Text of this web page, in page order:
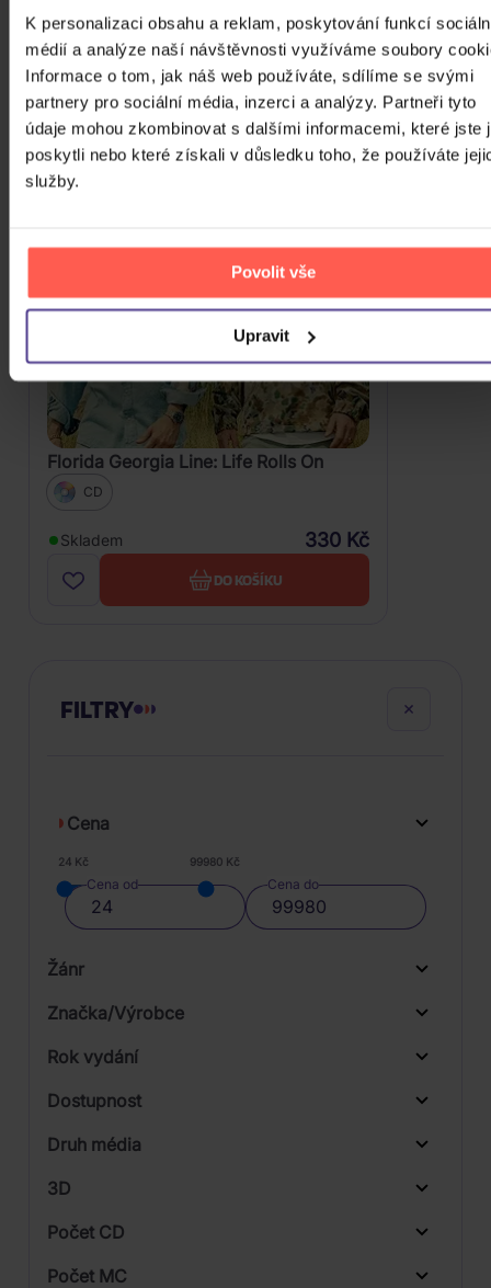
K personalizaci obsahu a reklam, poskytování funkcí
médií a analýze naší návštěvnosti využíváme soubory
Informace o tom, jak náš web používáte, sdílíme se svými
partnery pro sociální média, inzerci a analýzy. Partneři tyto
údaje mohou zkombinovat s dalšími informacemi, které jste
poskytli nebo které získali v důsledku toho, že používáte
služby.
Povolit vše
Upravit
DO KOŠÍKU
Florida Georgia Line: Life Rolls On
CD
Skladem 330 Kč
DO KOŠÍKU
FILTRY
Cena
24 Kč 99980 Kč
Cena od Cena do
Žánr
Značka/Výrobce
Rok vydání
Od
Dostupnost
Druh média
3D
Počet CD
Počet MC